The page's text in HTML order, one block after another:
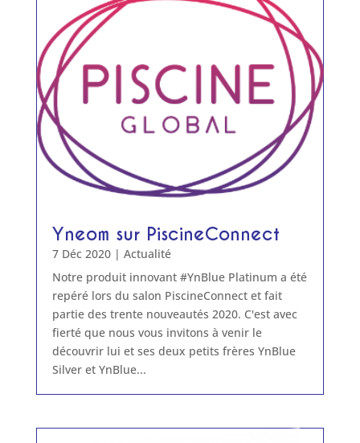
Yneom sur PiscineConnect
7 Déc 2020| Actualité
Notre produit innovant #YnBlue Platinum a été
repéré lors du salon PiscineConnect et fait
partie des trente nouveautés 2020. C'est avec
fierté que nous vous invitons à venir le
découvrir lui et ses deux petits frères YnBlue
Silver et YnBlue...